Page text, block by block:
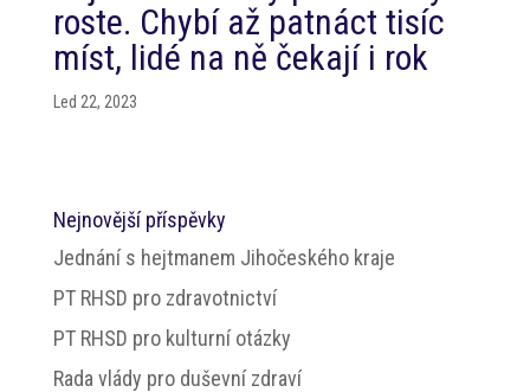
roste. Chybí až patnáct tisíc
míst, lidé na ně čekají i rok
Led 22, 2023
Nejnovější příspěvky
Jednání s hejtmanem Jihočeského kraje
PT RHSD pro zdravotnictví
PT RHSD pro kulturní otázky
Rada vlády pro duševní zdraví